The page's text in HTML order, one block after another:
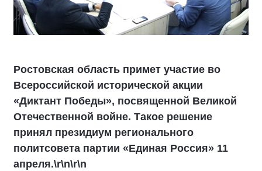
Ростовская область примет участие во
Всероссийской исторической акции
«Диктант Победы», посвященной Великой
Отечественной войне. Такое решение
принял президиум регионального
политсовета партии «Единая Россия» 11
апреля.\r\n\r\n